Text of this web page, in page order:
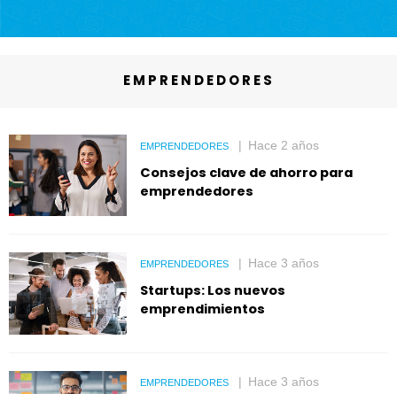
EMPRENDEDORES
EMPRENDEDORES Hace 2 años
Consejos clave de ahorro para
emprendedores
EMPRENDEDORES Hace 3 años
Startups: Los nuevos
emprendimientos
EMPRENDEDORES Hace 3 años